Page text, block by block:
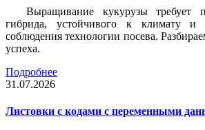
Выращивание кукурузы требует
гибрида, устойчивого к климату и
соблюдения технологии посева.
успеха.
Подробнее
31.07.2026
Листовки c кодами с переменными